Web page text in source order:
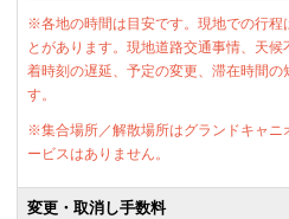
※各地の時間は目安です。現地での行程
とがあります。現地道路交通事情、天
着時刻の遅延、予定の変更、滞在時間の
す。
※集合場所／解散場所はグランドキャニ
ービスはありません。
変更・取消し手数料